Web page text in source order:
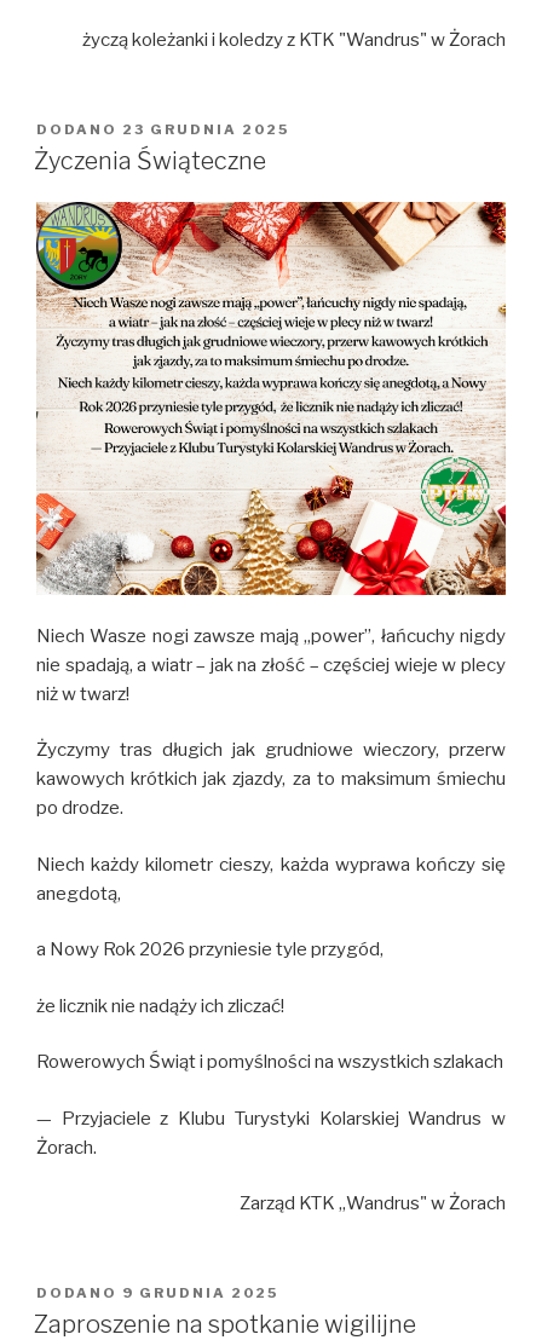
życzą koleżanki i koledzy z KTK "Wandrus" w Żorach
DODANO OPUBLIKOWANE
W
23 GRUDNIA 2025
Życzenia Świąteczne
Niech Wasze nogi zawsze mają „power”, łańcuchy nigdy
nie spadają, a wiatr – jak na złość – częściej wieje w plecy
niż w twarz!
Życzymy tras długich jak grudniowe wieczory, przerw
kawowych krótkich jak zjazdy, za to maksimum śmiechu
po drodze.
Niech każdy kilometr cieszy, każda wyprawa kończy się
anegdotą,
a Nowy Rok 2026 przyniesie tyle przygód,
że licznik nie nadąży ich zliczać!
Rowerowych Świąt i pomyślności na wszystkich szlakach
— Przyjaciele z Klubu Turystyki Kolarskiej Wandrus w
Żorach.
Zarząd KTK „Wandrus" w Żorach
DODANO OPUBLIKOWANE
9 GRUDNIA 2025
Zaproszenie na spotkanie wigilijne